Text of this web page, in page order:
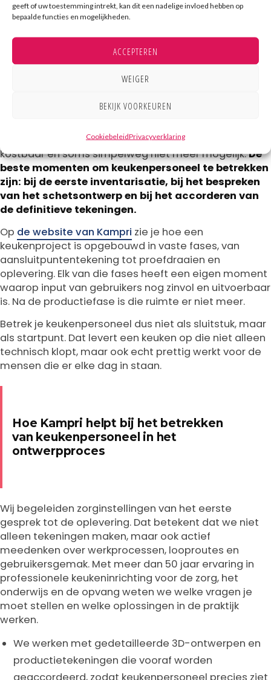
geeft of uw toestemming intrekt, kan dit een nadelige invloed hebben op
bepaalde functies en mogelijkheden.
ACCEPTEREN
WEIGER
BEKIJK VOORKEUREN
CookiebeleidPrivacyverklaring
Wanneer is het te laat om
keukenpersoneel nog te betrekken?
In principe op het moment dat de
productie is gestart. Daarna zijn aanpassingen
kostbaar en soms simpelweg niet meer mogelijk.De
beste momenten om keukenpersoneel te betrekken
zijn: bij de eerste inventarisatie, bij het bespreken
van het schetsontwerp en bij het accorderen van
de definitieve tekeningen.
Op de website van Kampri zie je hoe een
keukenproject is opgebouwd in vaste fases, van
aansluitpuntentekening tot proefdraaien en
oplevering. Elk van die fases heeft een eigen moment
waarop input van gebruikers nog zinvol en uitvoerbaar
is. Na de productiefase is die ruimte er niet meer.
Betrek je keukenpersoneel dus niet als sluitstuk, maar
als startpunt. Dat levert een keuken op die niet alleen
technisch klopt, maar ook echt prettig werkt voor de
mensen die er elke dag in staan.
Hoe Kampri helpt bij het betrekken
van keukenpersoneel in het
ontwerpproces
Wij begeleiden zorginstellingen van het eerste
gesprek tot de oplevering. Dat betekent dat we niet
alleen tekeningen maken, maar ook actief
meedenken over werkprocessen, looproutes en
gebruikersgemak. Met meer dan 50 jaar ervaring in
professionele keukeninrichting voor de zorg, het
onderwijs en de opvang weten we welke vragen je
moet stellen en welke oplossingen in de praktijk
werken.
We werken met gedetailleerde 3D-ontwerpen en
productietekeningen die vooraf worden